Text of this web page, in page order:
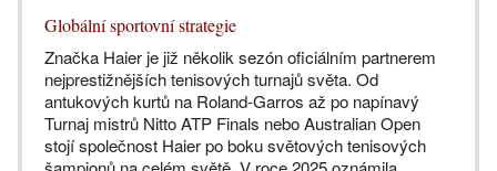
Globální sportovní strategie
Značka Haier je již několik sezón oficiálním partnerem
nejprestižnějších tenisových turnajů světa. Od
antukových kurtů na Roland-Garros až po napínavý
Turnaj mistrů Nitto ATP Finals nebo Australian Open
stojí společnost Haier po boku světových tenisových